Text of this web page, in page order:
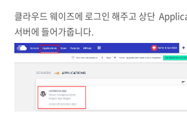
클라우드 웨이즈에 로그인 해주고 상단
서버에 들어가줍니다.